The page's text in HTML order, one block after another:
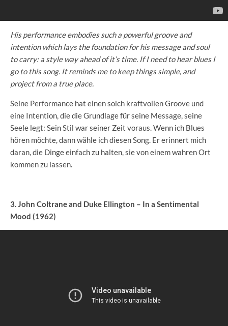
His performance embodies such a powerful groove and
intention which lays the foundation for his message and soul
to carry: a style way ahead of it’s time. If I need to hear blues I
go to this song. It reminds me to keep things simple, and
project from a true place.
Seine Performance hat einen solch kraftvollen Groove und
eine Intention, die die Grundlage für seine Message, seine
Seele legt: Sein Stil war seiner Zeit voraus. Wenn ich Blues
hören möchte, dann wähle ich diesen Song. Er erinnert mich
daran, die Dinge einfach zu halten, sie von einem wahren Ort
kommen zu lassen.
3. John Coltrane and Duke Ellington – In a Sentimental
Mood (1962)